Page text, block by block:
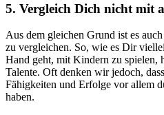
5. Vergleich Dich nicht mit
Aus dem gleichen Grund ist es
zu vergleichen. So, wie es Dir
Hand geht, mit Kindern zu spielen,
Talente. Oft denken wir jedoch,
Fähigkeiten und Erfolge vor allem
haben.